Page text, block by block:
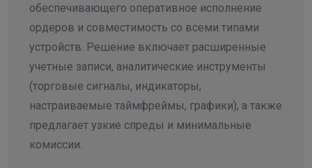
обеспечивающего оперативное исполнение
ордеров и совместимость со всеми типами
устройств. Решение включает расширенные
учетные записи, аналитические инструменты
(торговые сигналы, индикаторы,
настраиваемые таймфреймы, графики), а также
предлагает узкие спреды и минимальные
комиссии.